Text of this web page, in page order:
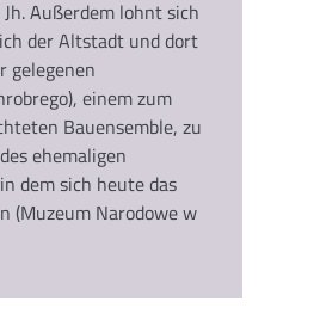
Außerdem lohnt sich
der Altstadt und dort
gelegenen
einem zum
Bauensemble, zu
ehemaligen
dem sich heute das
(Muzeum Narodowe w